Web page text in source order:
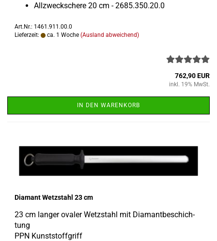
All­zweck­sche­re 20 cm - 2685.350.20.0
Art.Nr.: 1461.911.00.0
Lieferzeit:
ca. 1 Woche (Ausland abweichend)
762,90 EUR
inkl. 19% MwSt.
IN DEN WARENKORB
Dia­mant Wetz­stahl 23 cm
23 cm lan­ger ova­ler Wetz­stahl mit Dia­mant­be­schich­
tung
PPN Kunst­stoff­griff